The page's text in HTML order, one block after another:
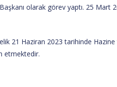
olarak görev yaptı. 25 Mart
21 Haziran 2023 tarihinde
etmektedir.